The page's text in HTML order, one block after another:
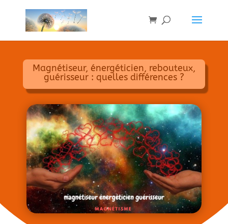
Magnétiseur, énergéticien, rebouteux,
guérisseur : quelles différences ?